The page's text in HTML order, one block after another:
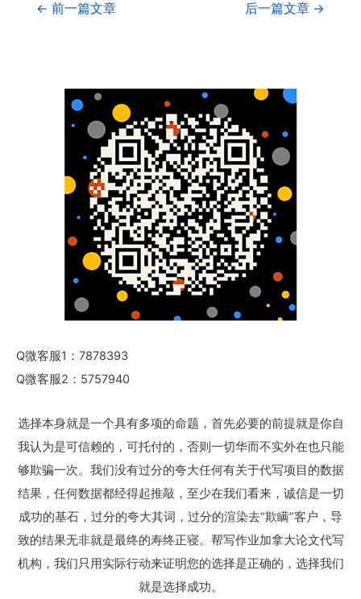
← 前一篇文章 后一篇文章 →
Q微客服1：7878393
Q微客服2：5757940
选择本身就是一个具有多项的命题，首先必要的前提就是你自
我认为是可信赖的，可托付的，否则一切华而不实外在也只能
够欺骗一次。我们没有过分的夸大任何有关于代写项目的数据
结果，任何数据都经得起推敲，至少在我们看来，诚信是一切
成功的基石，过分的夸大其词，过分的渲染去“欺瞒”客户，导
致的结果无非就是最终的寿终正寝。帮写作业加拿大论文代写
机构，我们只用实际行动来证明您的选择是正确的，选择我们
就是选择成功。